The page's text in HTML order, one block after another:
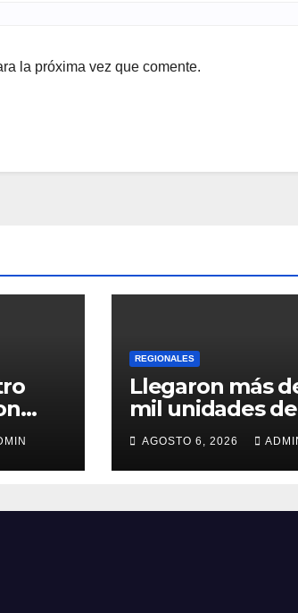
la próxima vez que comente.
REGIONALES
Llegaron más
mil unidades de
medicamentos
insumos
AGOSTO 6, 2026